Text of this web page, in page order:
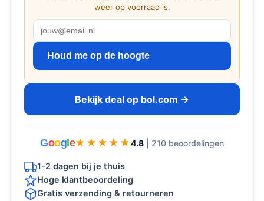
weer op voorraad is.
Houd me op de hoogte
Bekijk deal op bol.com →
Goog e★★★★★
★★★★★ 4.8 | 210 beoordelingen
1-2 dagen bij je thuis
Hoge klantbeoordeling
Gratis verzending & retourneren